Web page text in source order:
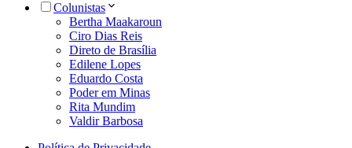
Colunistas
Bertha Maakaroun
Ciro Dias Reis
Direto de Brasília
Edilene Lopes
Eduardo Costa
Poder em Minas
Rita Mundim
Valdir Barbosa